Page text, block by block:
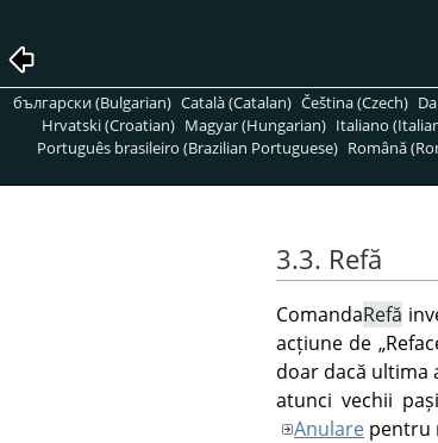
български (Bulgarian) Català (Catalan) Čeština (Czech)
Hrvatski (Croatian) Magyar (Hungarian) Italiano
Português brasileiro (Brazilian Portuguese) Română
3.3. Refă
ComandaRefă
acțiune de „
doar dacă ultima
atunci vechii
Anulare pentru